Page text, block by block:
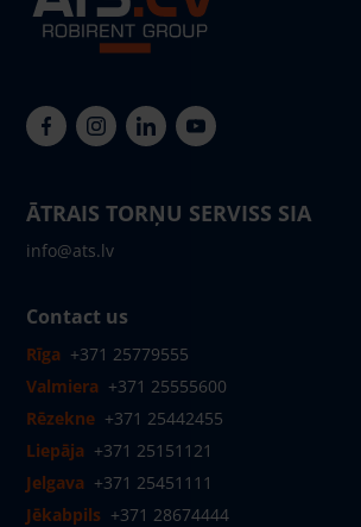
ĀTRAIS TORŅU SERVISS SIA
info@ats.lv
Contact us
Rīga +371 25779555
Valmiera +371 25555600
Rēzekne +371 25442455
Liepāja +371 25151121
Jelgava +371 25451111
Jēkabpils +371 28674444